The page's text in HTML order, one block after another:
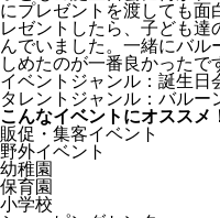
にプレゼントを渡しても面
レゼントしたら、子ども達
んでいました。一緒にバル
しめたのが一番良かったで
イベントジャンル：誕生日
タレントジャンル：バルー
こんなイベントにオススメ
販促・集客イベント
野外イベント
幼稚園
保育園
小学校